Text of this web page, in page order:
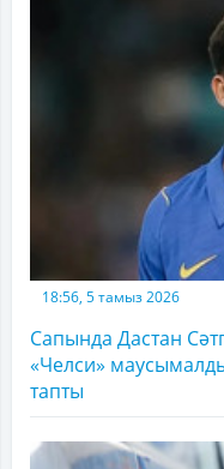
18:56, 5 тамыз 2026
Сапында Дастан
«Челси»
тапты